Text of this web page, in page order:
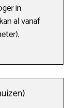
in
al vanaf